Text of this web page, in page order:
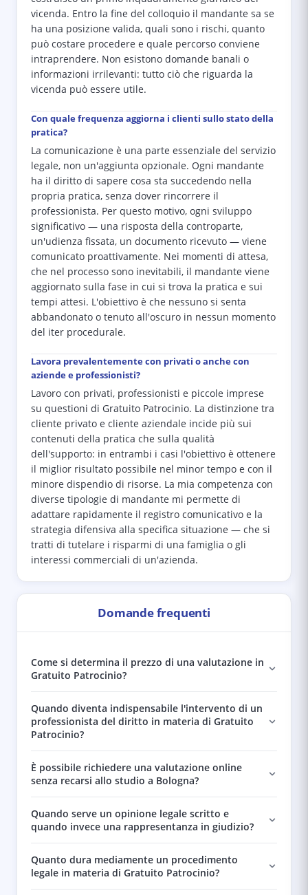
vicenda. Entro la fine del colloquio il mandante sa se
ha una posizione valida, quali sono i rischi, quanto
può costare procedere e quale percorso conviene
intraprendere. Non esistono domande banali o
informazioni irrilevanti: tutto ciò che riguarda la
vicenda può essere utile.
Con quale frequenza aggiorna i clienti sullo stato della
pratica?
La comunicazione è una parte essenziale del servizio
legale, non un'aggiunta opzionale. Ogni mandante
ha il diritto di sapere cosa sta succedendo nella
propria pratica, senza dover rincorrere il
professionista. Per questo motivo, ogni sviluppo
significativo — una risposta della controparte,
un'udienza fissata, un documento ricevuto — viene
comunicato proattivamente. Nei momenti di attesa,
che nel processo sono inevitabili, il mandante viene
aggiornato sulla fase in cui si trova la pratica e sui
tempi attesi. L'obiettivo è che nessuno si senta
abbandonato o tenuto all'oscuro in nessun momento
del iter procedurale.
Lavora prevalentemente con privati o anche con
aziende e professionisti?
Lavoro con privati, professionisti e piccole imprese
su questioni di Gratuito Patrocinio. La distinzione tra
cliente privato e cliente aziendale incide più sui
contenuti della pratica che sulla qualità
dell'supporto: in entrambi i casi l'obiettivo è ottenere
il miglior risultato possibile nel minor tempo e con il
minore dispendio di risorse. La mia competenza con
diverse tipologie di mandante mi permette di
adattare rapidamente il registro comunicativo e la
strategia difensiva alla specifica situazione — che si
tratti di tutelare i risparmi di una famiglia o gli
interessi commerciali di un'azienda.
Domande frequenti
Come si determina il prezzo di una valutazione in
Gratuito Patrocinio?
Quando diventa indispensabile l'intervento di un
professionista del diritto in materia di Gratuito
Patrocinio?
È possibile richiedere una valutazione online
senza recarsi allo studio a Bologna?
Quando serve un opinione legale scritto e
quando invece una rappresentanza in giudizio?
Quanto dura mediamente un procedimento
legale in materia di Gratuito Patrocinio?